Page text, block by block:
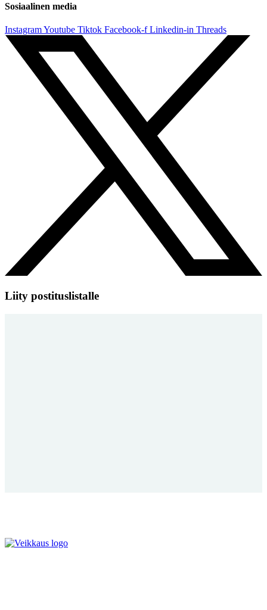
Sosiaalinen media
InstagramYoutube Tiktok Facebook-f Linkedin-in Threads
Liity postituslistalle